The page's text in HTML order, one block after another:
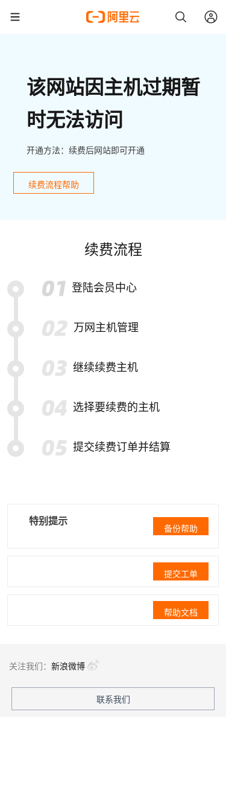
该网站因主机过期暂
时无法访问
开通方法：续费后网站即可开通
续费流程帮助
续费流程
登陆会员中心
万网主机管理
继续续费主机
选择要续费的主机
提交续费订单并结算
特别提示
备份帮助
提交工单
帮助文档